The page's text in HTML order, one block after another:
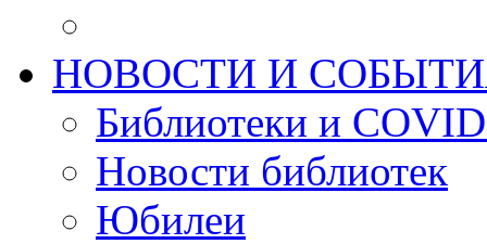
НОВОСТИ И
Библиотеки и
Новости библиотек
Юбилеи